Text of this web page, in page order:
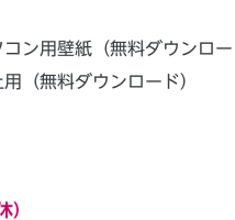
ン用壁紙（無料ダウンロー
（無料ダウンロード）
）